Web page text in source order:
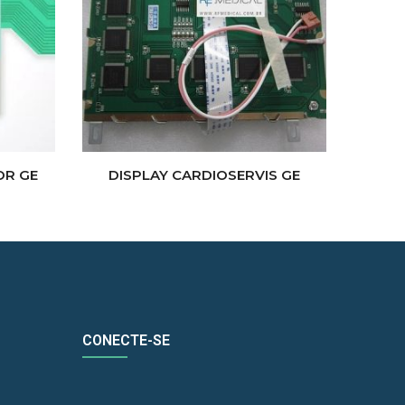
GE DISPLAY CARDIOSERVIS GE
CONECTE-SE